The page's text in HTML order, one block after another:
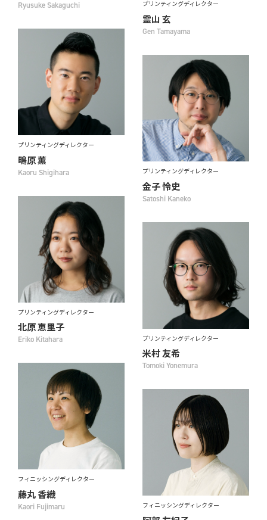
Ryusuke Sakaguchi プリンティングディレクター
霊山 玄
Gen Tamayama
プリンティングディレクター
鴫原 薫
Kaoru Shigihara プリンティングディレクター
金子 怜史
Satoshi Kaneko
プリンティングディレクター
北原 恵里子
Eriko Kitahara プリンティングディレクター
米村 友希
Tomoki Yonemura
フィニッシングディレクター
藤丸 香織
Kaori Fujimaru フィニッシングディレクター